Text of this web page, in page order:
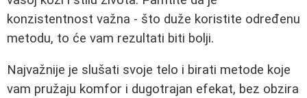
konzistentnost važna - što duže koristite određenu
metodu, to će vam rezultati biti bolji.
Najvažnije je slušati svoje telo i birati metode koje
vam pružaju komfor i dugotrajan efekat, bez obzira